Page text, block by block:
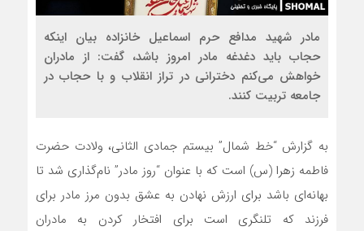
مادر شهید مدافع حرم اسماعیل خانزاده بیان اینکه
حجاب باید دغدغه مادر امروز باشد، گفت: از مادران
خواهش می‌کنم دخترانی در تراز انقلاب و با حجاب در
جامعه تربیت کنند.
به گزارش “خط شمال” بیستم جمادی الثانی، ولادت حضرت
فاطمه زهرا (س) است که با عنوان “روز مادر” نام‌گذاری شد تا
بهانه‌ای باشد برای ارزش نهادن به عشق بدون مرز مادر برای
فرزند که تلنگری است برای افتخار کردن به مادران